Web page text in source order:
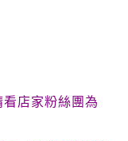
店家粉絲團為